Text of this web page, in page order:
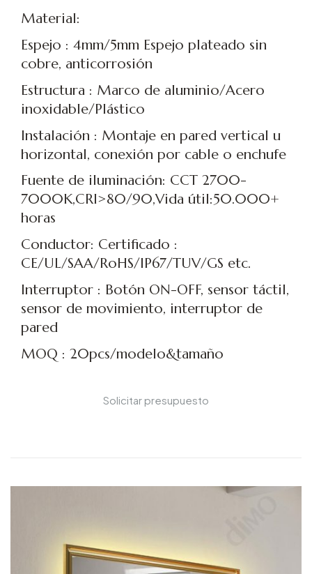
Material:
Espejo : 4mm/5mm Espejo plateado sin
cobre, anticorrosión
Estructura : Marco de aluminio/Acero
inoxidable/Plástico
Instalación : Montaje en pared vertical u
horizontal, conexión por cable o enchufe
Fuente de iluminación: CCT 2700-
7000K,CRI>80/90,Vida útil:50.000+
horas
Conductor: Certificado :
CE/UL/SAA/RoHS/IP67/TUV/GS etc.
Interruptor : Botón ON-OFF, sensor táctil,
sensor de movimiento, interruptor de
pared
MOQ : 20pcs/modelo&tamaño
Solicitar presupuesto